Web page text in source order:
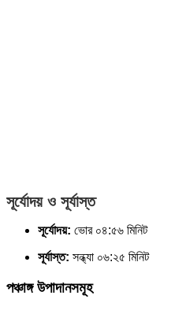
সূর্যোদয় ও সূর্যাস্ত
সূর্যোদয়: ভোর ০৪:৫৬ মিনিট
সূর্যাস্ত: সন্ধ্যা ০৬:২৫ মিনিট
পঞ্চাঙ্গ উপাদানসমূহ